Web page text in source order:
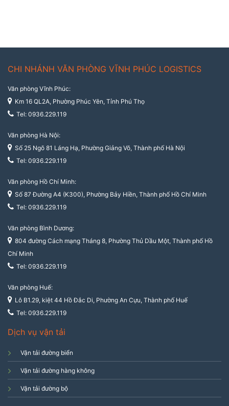
CHI NHÁNH VĂN PHÒNG VĨNH PHÚC LOGISTICS
Văn phòng Vĩnh Phúc:
Km 16 QL2A, Phường Phúc Yên, Tỉnh Phú Thọ
Tel: 0936.229.119
Văn phòng Hà Nội:
Số 25 Ngõ 81 Láng Hạ, Phường Giảng Võ, Thành phố Hà Nội
Tel: 0936.229.119
Văn phòng Hồ Chí Minh:
Số 87 Đường A4 (K300), Phường Bảy Hiền, Thành phố Hồ Chí Minh
Tel: 0936.229.119
Văn phòng Bình Dương:
804 đường Cách mạng Tháng 8, Phường Thủ Dầu Một, Thành phố Hồ
Chí Minh
Tel: 0936.229.119
Văn phòng Huế:
Lô B1.29, kiệt 44 Hồ Đắc Di, Phường An Cựu, Thành phố Huế
Tel: 0936.229.119
Dịch vụ vận tải
Vận tải đường biển
Vận tải đường hàng không
Vận tải đường bộ